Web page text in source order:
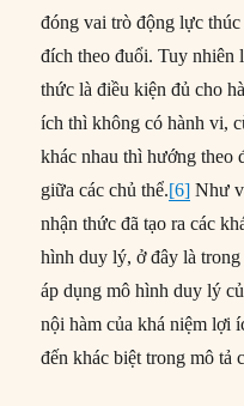
đóng vai trò động lực
đích theo đuổi. Tuy nhiên
thức là điều kiện đủ cho
ích thì không có hành vi,
khác nhau thì hướng theo
giữa các chủ thể.[6] Như
nhận thức đã tạo ra các
hình duy lý, ở đây là
áp dụng mô hình duy lý
nội hàm của khá niệm lợi
đến khác biệt trong mô tả